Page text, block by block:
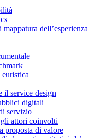
dell’esperienza
il service design
digitali
servizio
attori coinvolti
proposta di valore